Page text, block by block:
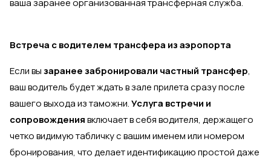
ваша заранее организованная трансферная служба.
Встреча с водителем трансфера из аэропорта
Если вызаранее забронировали частный трансфер,
ваш водитель будет ждать в зале прилета сразу после
вашего выхода из таможни.Услуга встречи и
сопровождениявключает в себя водителя, держащего
четко видимую табличку с вашим именем или номером
бронирования, что делает идентификацию простой даже